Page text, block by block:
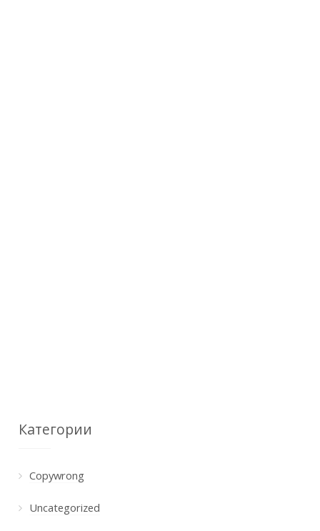
Категории
Copywrong
Uncategorized